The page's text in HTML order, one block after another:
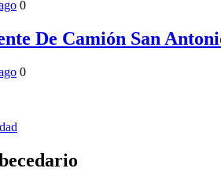
0
De Camión San
0